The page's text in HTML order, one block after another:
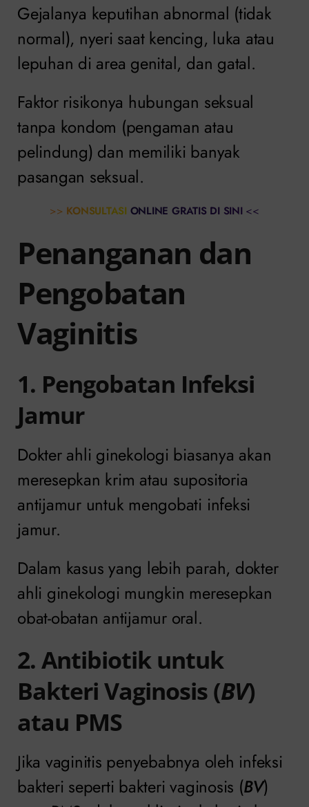
Gejalanya keputihan abnormal (tidak
normal), nyeri saat kencing, luka atau
lepuhan di area genital, dan gatal.
Faktor risikonya hubungan seksual
tanpa kondom (pengaman atau
pelindung) dan memiliki banyak
pasangan seksual.
>> KONSULTASI ONLINE GRATIS DI SINI <<
Penanganan dan
Pengobatan
Vaginitis
1. Pengobatan Infeksi
Jamur
Dokter ahli ginekologi biasanya akan
meresepkan krim atau supositoria
antijamur untuk mengobati infeksi
jamur.
Dalam kasus yang lebih parah, dokter
ahli ginekologi mungkin meresepkan
obat-obatan antijamur oral.
2. Antibiotik untuk
Bakteri Vaginosis (BV)
atau PMS
Jika vaginitis penyebabnya oleh infeksi
bakteri seperti bakteri vaginosis (BV)